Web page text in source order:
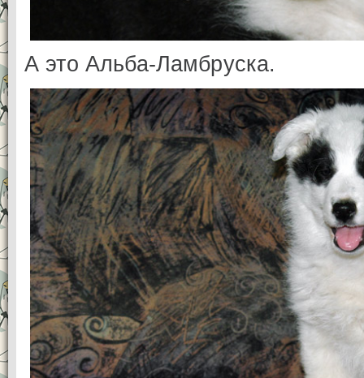
А это Альба-Ламбруска.